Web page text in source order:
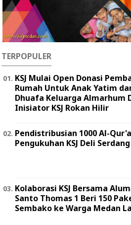
TERPOPULER
KSJ Mulai Open Donasi
Rumah Untuk Anak Yatim
Dhuafa Keluarga Almarhum
Inisiator KSJ Rokan Hilir
Pendistribusian 1000 Al-
Pengukuhan KSJ Deli Serdang
Kolaborasi KSJ Bersama
Santo Thomas 1 Beri 150
Sembako ke Warga Medan